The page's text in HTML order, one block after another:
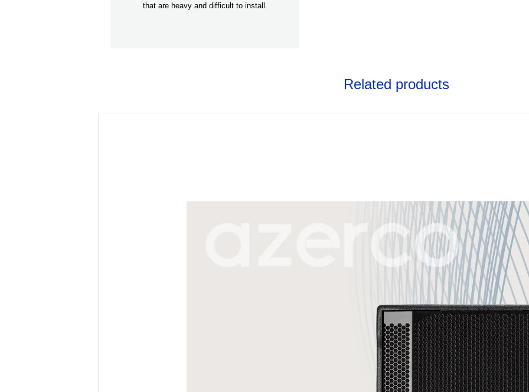
that are heavy and difficult to install.
Related products